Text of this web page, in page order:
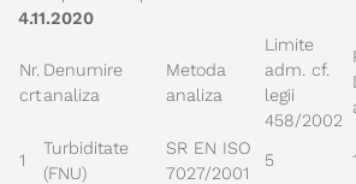
4.11.2020
Nr.
crt
Denumire
analiza
Metoda
analiza
Limite
adm. cf.
legii
458/2002
1
Turbiditate
(FNU)
SR EN ISO
7027/2001
5